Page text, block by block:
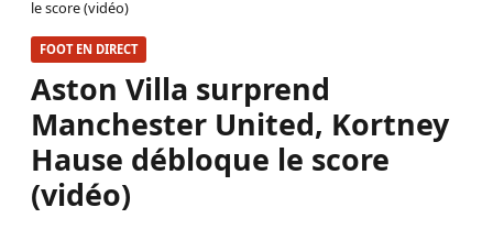
le score (vidéo)
FOOT EN DIRECT
Aston Villa surprend
Manchester United, Kortney
Hause débloque le score
(vidéo)